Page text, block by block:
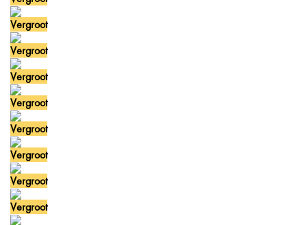
Vergroot
Vergroot
Vergroot
Vergroot
Vergroot
Vergroot
Vergroot
Vergroot